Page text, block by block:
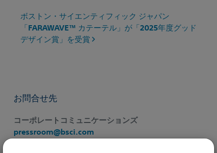
ボストン・サイエンティフィック ジャパン
「FARAWAVE™ カテーテル」が「2025年度グッド
デザイン賞」を受賞
お問合せ先
コーポレートコミュニケーションズ
pressroom@bsci.com